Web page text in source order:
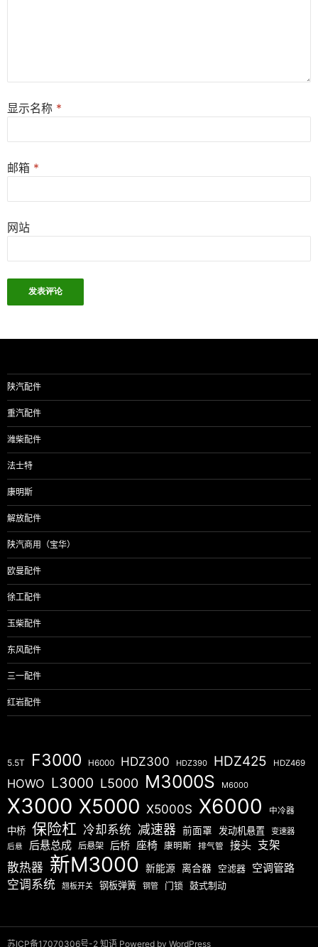
显示名称 *
邮箱 *
网站
陕汽配件
重汽配件
潍柴配件
法士特
康明斯
解放配件
陕汽商用（宝华）
欧曼配件
徐工配件
玉柴配件
东风配件
三一配件
红岩配件
5.5T F3000 H6000 HDZ300 HDZ390 HDZ425 HDZ469
HOWO L3000 L5000 M3000S M6000
X3000 X5000 X5000S X6000 中冷器
中桥 保险杠 冷却系统 减速器 前面罩 发动机悬置 变速器
后悬 后悬总成 后悬架 后桥 座椅 康明斯 排气管 接头 支架
散热器 新M3000 新能源 离合器 空滤器 空调管路
空调系统 翘板开关 钢板弹簧 钢管 门锁 鼓式制动
苏ICP备17070306号-2 知语 Powered by WordPress